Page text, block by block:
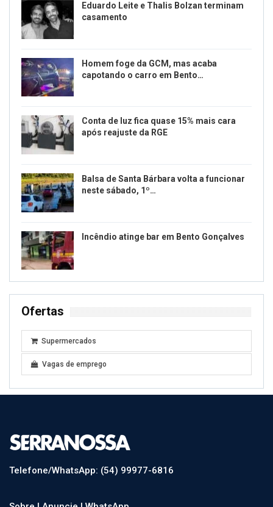
Eduardo Leite e Thalis Bolzan terminam
casamento
Homem foge da GCM, mas acaba
capotando o carro em Bento…
Conta de luz fica quase 15% mais cara
após reajuste da RGE
Balsa de Santa Bárbara volta a funcionar
neste sábado, 1º…
Incêndio atinge bar em Bento Gonçalves
Ofertas
Supermercados
Vagas de emprego
Telefone/WhatsApp: (54) 99977-6816